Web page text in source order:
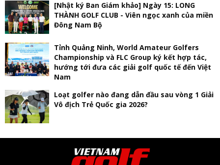
[Nhật ký Ban Giám khảo] Ngày 15: LONG
THÀNH GOLF CLUB - Viên ngọc xanh của miền
Đông Nam Bộ
Tỉnh Quảng Ninh, World Amateur Golfers
Championship và FLC Group ký kết hợp tác,
hướng tới đưa các giải golf quốc tế đến Việt
Nam
Loạt golfer nào đang dẫn đầu sau vòng 1 Giải
Vô địch Trẻ Quốc gia 2026?